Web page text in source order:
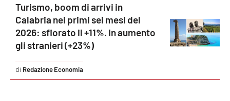
Imprese Di Calabria
Le perfidie di Antonella Grippo
Venti di comunicazione
Turismo, boom di arrivi in
Calabria nei primi sei mesi del
2026: sfiorato il +11%. In aumento
gli stranieri (+23%)
Redazione Economia